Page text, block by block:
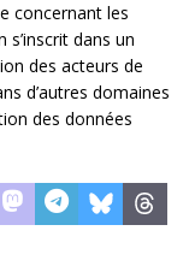
concernant les
dans un
des acteurs de
d’autres domaines
des données